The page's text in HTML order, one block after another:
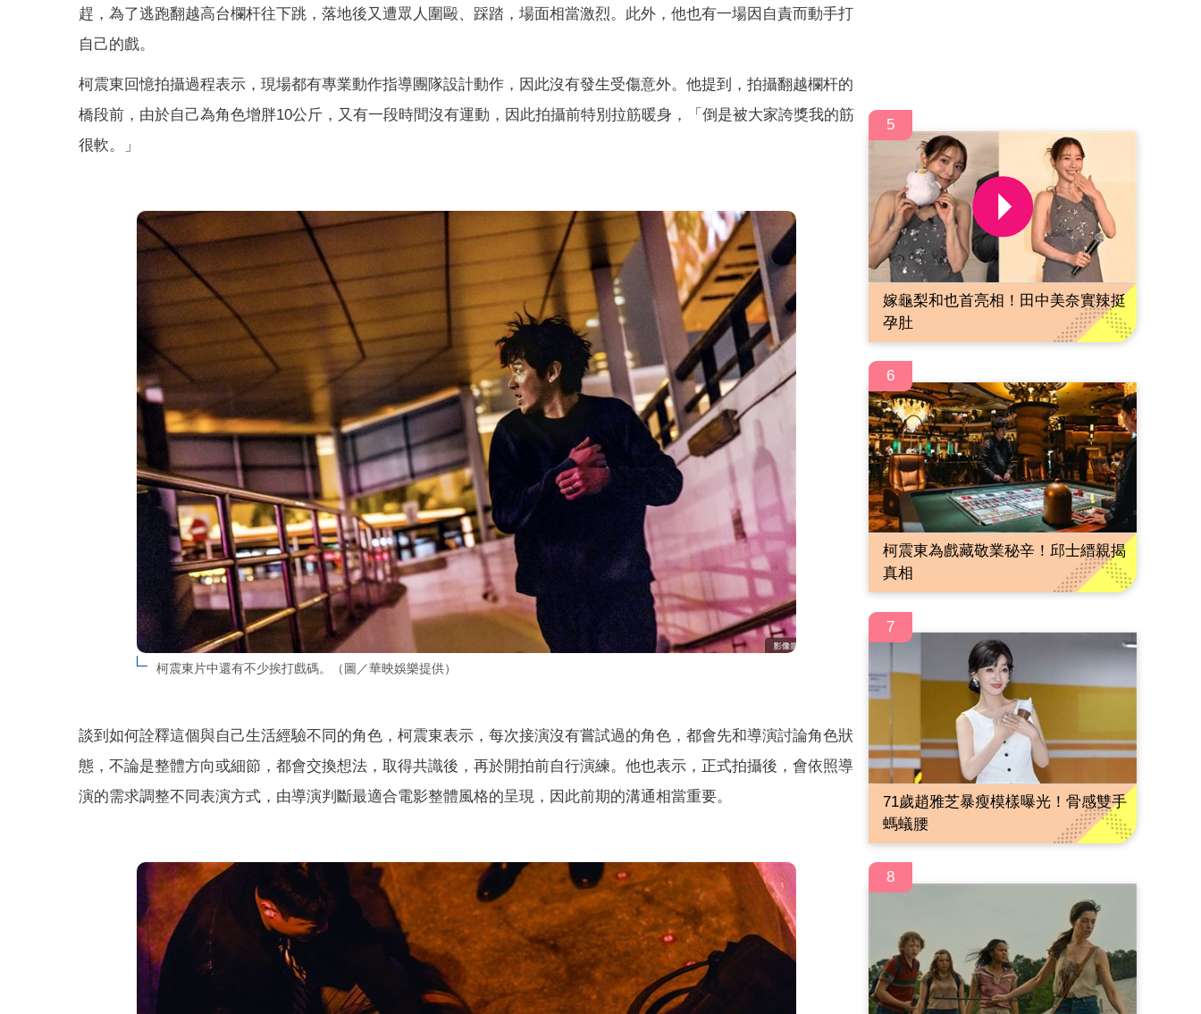
趕，為了逃跑翻越高台欄杆往下跳，落地後又遭眾人圍毆、踩踏，場面相當激烈。此外，他也有一場因自責而動手打
自己的戲。
柯震東回憶拍攝過程表示，現場都有專業動作指導團隊設計動作，因此沒有發生受傷意外。他提到，拍攝翻越欄杆的
橋段前，由於自己為角色增胖10公斤，又有一段時間沒有運動，因此拍攝前特別拉筋暖身，「倒是被大家誇獎我的筋
很軟。」
柯震東片中還有不少挨打戲碼。（圖／華映娛樂提供）
談到如何詮釋這個與自己生活經驗不同的角色，柯震東表示，每次接演沒有嘗試過的角色，都會先和導演討論角色狀
態，不論是整體方向或細節，都會交換想法，取得共識後，再於開拍前自行演練。他也表示，正式拍攝後，會依照導
演的需求調整不同表演方式，由導演判斷最適合電影整體風格的呈現，因此前期的溝通相當重要。
5
嫁龜梨和也首亮相！田中美奈實辣挺
孕肚
6
柯震東為戲藏敬業秘辛！邱士縉親揭
真相
7
71歲趙雅芝暴瘦模樣曝光！骨感雙手
螞蟻腰
8